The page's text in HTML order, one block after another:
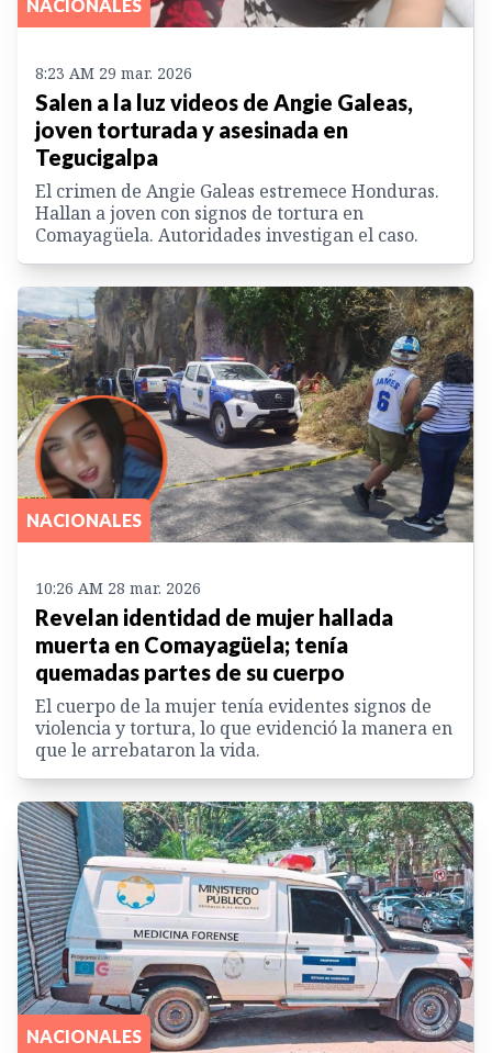
NACIONALES
8:23 AM 29 mar. 2026
Salen a la luz videos de Angie Galeas,
joven torturada y asesinada en
Tegucigalpa
El crimen de Angie Galeas estremece Honduras.
Hallan a joven con signos de tortura en
Comayagüela. Autoridades investigan el caso.
NACIONALES
10:26 AM 28 mar. 2026
Revelan identidad de mujer hallada
muerta en Comayagüela; tenía
quemadas partes de su cuerpo
El cuerpo de la mujer tenía evidentes signos de
violencia y tortura, lo que evidenció la manera en
que le arrebataron la vida.
NACIONALES